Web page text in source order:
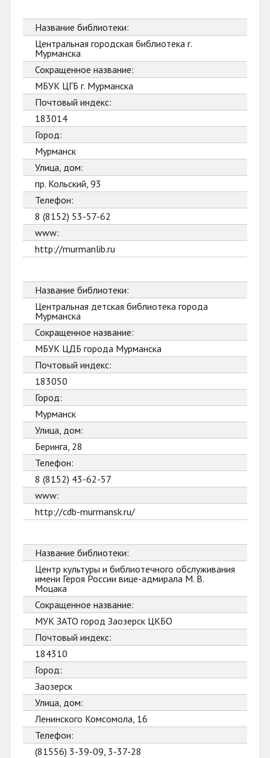
Название библиотеки:
Центральная городская библиотека г.
Мурманска
Сокращенное название:
МБУК ЦГБ г. Мурманска
Почтовый индекс:
183014
Город:
Мурманск
Улица, дом:
пр. Кольский, 93
Телефон:
8 (8152) 53-57-62
www:
http://murmanlib.ru
Название библиотеки:
Центральная детская библиотека города
Мурманска
Сокращенное название:
МБУК ЦДБ города Мурманска
Почтовый индекс:
183050
Город:
Мурманск
Улица, дом:
Беринга, 28
Телефон:
8 (8152) 43-62-57
www:
http://cdb-murmansk.ru/
Название библиотеки:
Центр культуры и библиотечного обслуживания
имени Героя России вице-адмирала М. В.
Моцака
Сокращенное название:
МУК ЗАТО город Заозерск ЦКБО
Почтовый индекс:
184310
Город:
Заозерск
Улица, дом:
Ленинского Комсомола, 16
Телефон:
(81556) 3-39-09, 3-37-28